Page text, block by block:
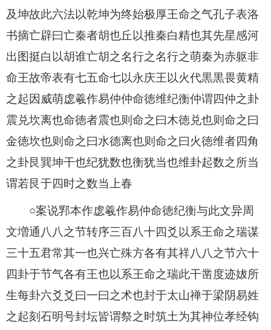
及坤故此六法以乾坤为终始极厚王命之气孔子表洛
书摘亡辟曰亡秦者胡也丘以推秦白精也其先星感河
出图挺白以胡谁亡胡之名行之名行之萌秦为赤躯非
命王故帝表有七五命七以永庆王以火代黒黒畏黄精
之起因威萌虙羲作易仲仲命徳维纪衡仲谓四仲之卦
震兑坎离也命徳者震也则命之曰木徳兑也则命之曰
金徳坎也则命之曰水德离也则命之曰火徳维者四角
之卦艮巽坤干也纪犹数也衡犹当也维卦起数之所当
谓若艮于四时之数当上春
○案说郛本作虙羲作易仲命徳纪衡与此文异周
文増通八八之节转序三百八十四爻以系王命之瑞谋
三十五君常其一也兴亡殊方各有其祥八八之节六十
四卦于节气各有王也以系王命之瑞此干凿度迹妭所
生每卦六爻爻曰一曰之术也封于太山禅于梁阴易姓
之起刻石明号封坛皆谓祭之时筑土为其神位孝经钩